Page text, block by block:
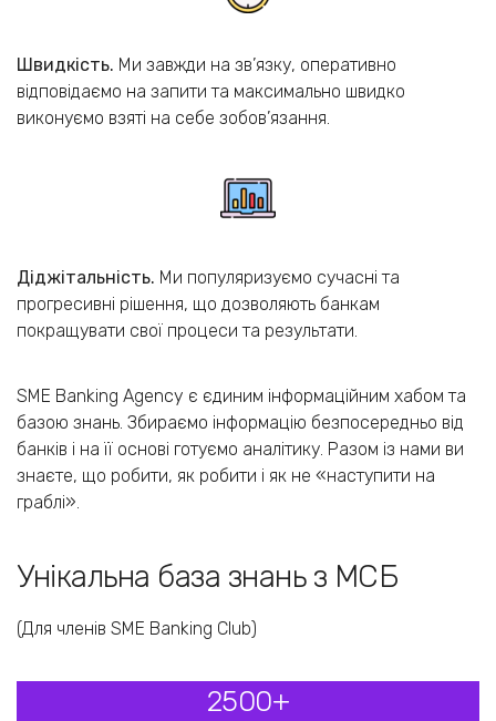
Швидкість. Ми завжди на зв’язку, оперативно
відповідаємо на запити та максимально швидко
виконуємо взяті на себе зобов’язання.
Діджітальність. Ми популяризуємо сучасні та
прогресивні рішення, що дозволяють банкам
покращувати свої процеси та результати.
SME Banking Agency є єдиним інформаційним хабом та
базою знань. Збираємо інформацію безпосередньо від
банків і на її основі готуємо аналітику. Разом із нами ви
знаєте, що робити, як робити і як не «наступити на
граблі».
Унікальна база знань з МСБ
(Для членів SME Banking Club)
2500+